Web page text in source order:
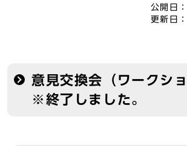
公開日：
更新日：
意見交換会（ワークシ
※終了しました。